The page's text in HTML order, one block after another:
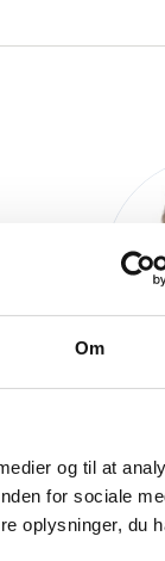
Om
og til at
for sociale
oplysninger, du
Morten